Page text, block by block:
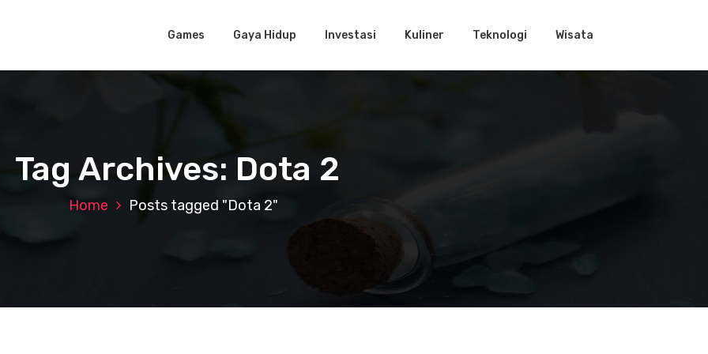
Games Gaya Hidup Investasi Kuliner Teknologi Wisata
Tag Archives: Dota 2
Home Posts tagged "Dota 2"